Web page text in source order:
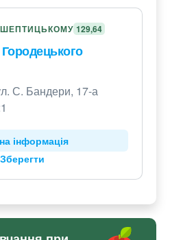
ШЕПТИЦЬКОМУ 129,64
С. Бандери, 17-а
інформація
Зберегти